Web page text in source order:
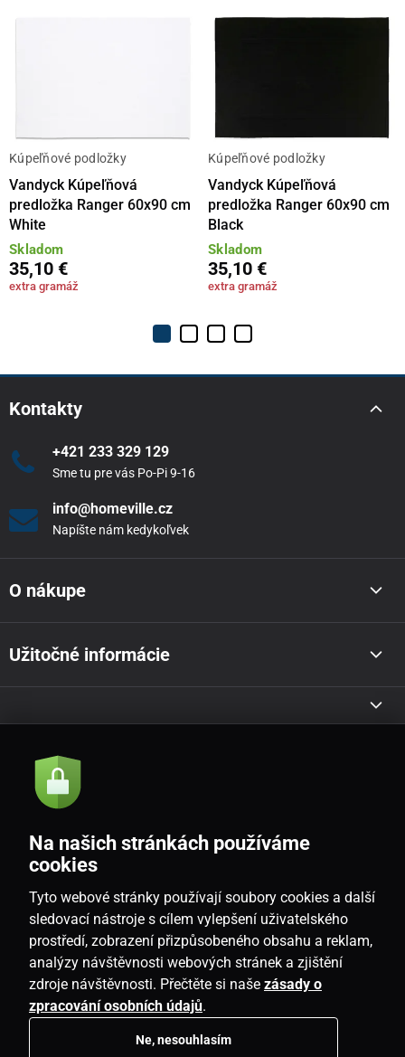
Kúpeľňové podložky
Vandyck Kúpeľňová
predložka Ranger 60x90 cm
White
Skladom
35,10 €
extra gramáž
Kúpeľňové podložky
Vandyck Kúpeľňová
predložka Ranger 60x90 cm
Black
Skladom
35,10 €
extra gramáž
Kontakty
+421 233 329 129
Sme tu pre vás Po-Pi 9-16
info@homeville.cz
Napíšte nám kedykoľvek
O nákupe
Užitočné informácie
Akcie a novinky e-mailom
Souhlasím sezásadami zpracování osobních údajů
SK
Na našich stránkách používáme
cookies
Tyto webové stránky používají soubory cookies a další
sledovací nástroje s cílem vylepšení uživatelského
prostředí, zobrazení přizpůsobeného obsahu a reklam,
analýzy návštěvnosti webových stránek a zjištění
zdroje návštěvnosti. Přečtěte si naše zásady o
zpracování osobních údajů.
Ne, nesouhlasím